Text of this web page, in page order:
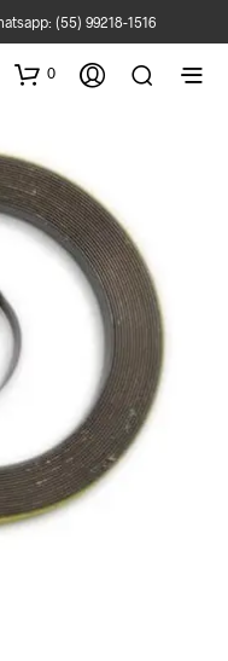
(55) 99218-1516
0